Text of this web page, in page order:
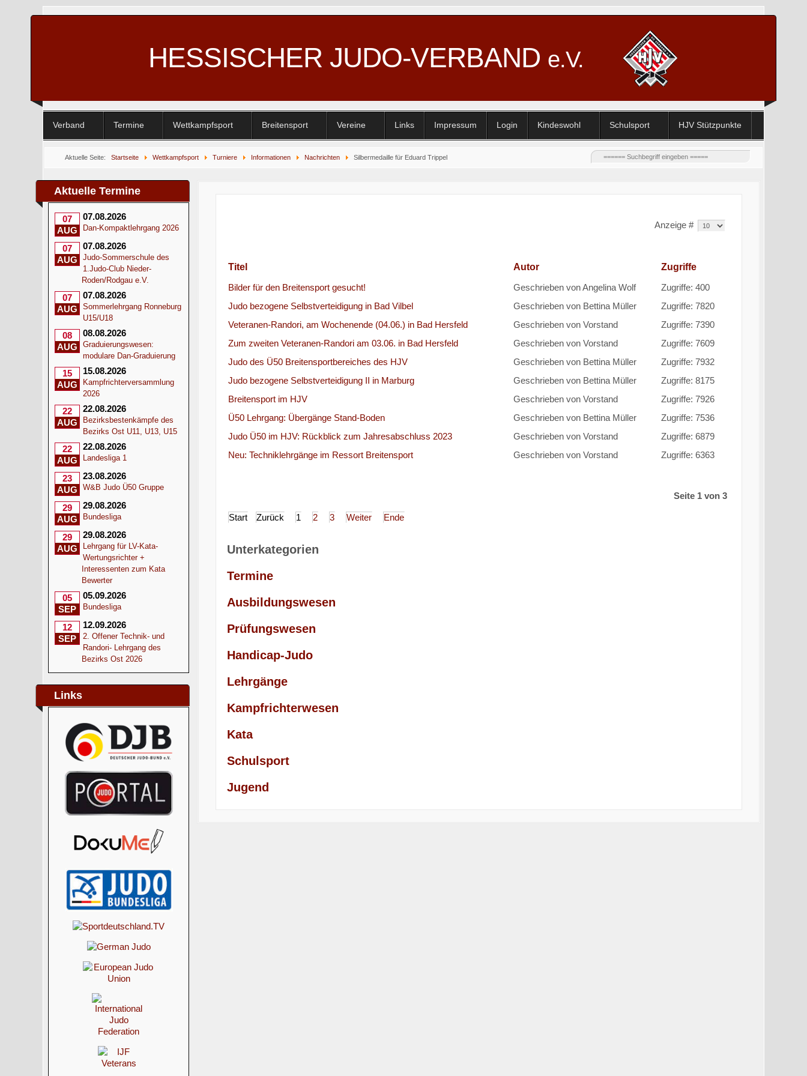
HESSISCHER JUDO-VERBAND e.V.
Verband Termine Wettkampfsport Breitensport Vereine Links Impressum Login Kindeswohl Schulsport HJV Stützpunkte
Aktuelle Seite:Startseite Wettkampfsport Turniere Informationen Nachrichten
Silbermedaille für Eduard Trippel
Aktuelle Termine
07
AUG
07.08.2026
Dan-Kompaktlehrgang 2026
07
AUG
07.08.2026
Judo-Sommerschule des
1.Judo-Club Nieder-
Roden/Rodgau e.V.
07
AUG
07.08.2026
Sommerlehrgang Ronneburg
U15/U18
08
AUG
08.08.2026
Graduierungswesen:
modulare Dan-Graduierung
15
AUG
15.08.2026
Kampfrichterversammlung
2026
22
AUG
22.08.2026
Bezirksbestenkämpfe des
Bezirks Ost U11, U13, U15
22
AUG
22.08.2026
Landesliga 1
23
AUG
23.08.2026
W&B Judo Ü50 Gruppe
29
AUG
29.08.2026
Bundesliga
29
AUG
29.08.2026
Lehrgang für LV-Kata-
Wertungsrichter +
Interessenten zum Kata
Bewerter
05
SEP
05.09.2026
Bundesliga
12
SEP
12.09.2026
2. Offener Technik- und
Randori- Lehrgang des
Bezirks Ost 2026
Links
Anzeige #
Titel Autor
Zugriffe
Bilder für den Breitensport gesucht!
Geschrieben von Angelina Wolf
Zugriffe: 400
Judo bezogene Selbstverteidigung in Bad Vilbel
Geschrieben von Bettina Müller
Zugriffe: 7820
Veteranen-Randori, am Wochenende (04.06.) in Bad Hersfeld
Geschrieben von Vorstand
Zugriffe: 7390
Zum zweiten Veteranen-Randori am 03.06. in Bad Hersfeld
Geschrieben von Vorstand
Zugriffe: 7609
Judo des Ü50 Breitensportbereiches des HJV
Geschrieben von Bettina Müller
Zugriffe: 7932
Judo bezogene Selbstverteidigung II in Marburg
Geschrieben von Bettina Müller
Zugriffe: 8175
Breitensport im HJV
Geschrieben von Vorstand
Zugriffe: 7926
Ü50 Lehrgang: Übergänge Stand-Boden
Geschrieben von Bettina Müller
Zugriffe: 7536
Judo Ü50 im HJV: Rückblick zum Jahresabschluss 2023
Geschrieben von Vorstand
Zugriffe: 6879
Neu: Techniklehrgänge im Ressort Breitensport
Geschrieben von Vorstand Zugriffe: 6363
Seite 1 von 3
Start Zurück 1 2 3 Weiter Ende
Unterkategorien
Termine
Ausbildungswesen
Prüfungswesen
Handicap-Judo
Lehrgänge
Kampfrichterwesen
Kata
Schulsport
Jugend